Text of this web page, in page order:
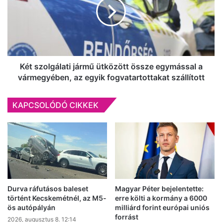
ütközött
vármegyében,
az
egyik
fogvatartottakat
Két szolgálati jármű ütközött össze egymással a
vármegyében, az egyik fogvatartottakat szállított
KAPCSOLÓDÓ CIKKEK
Durva ráfutásos baleset
történt Kecskemétnél, az M5-
ös autópályán
2026, augusztus 8. 12:14
Magyar Péter bejelentette:
erre költi a kormány a 6000
milliárd forint európai uniós
forrást